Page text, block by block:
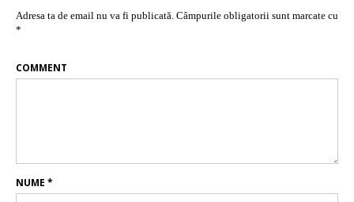
Adresa ta de email nu va fi publicată. Câmpurile obligatorii sunt marcate cu
*
COMMENT
NUME *